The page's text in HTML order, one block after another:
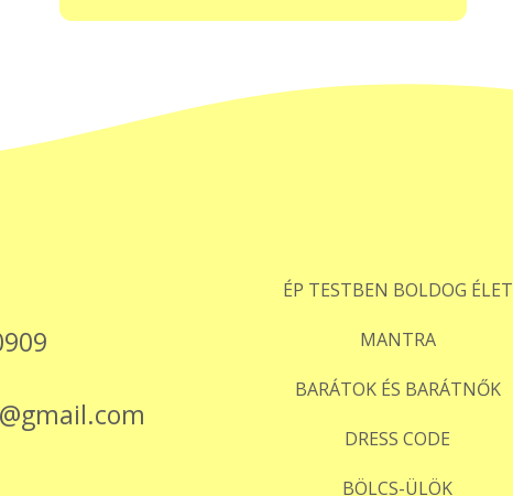
ÉP TESTBEN BOLDOG ÉLET
MANTRA
BARÁTOK ÉS BARÁTNŐK
DRESS CODE
BÖLCS-ÜLÖK